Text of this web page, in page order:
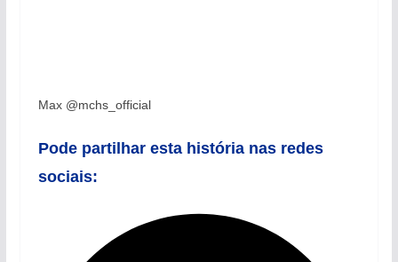
Max @mchs_official
Pode partilhar esta história nas redes
sociais: